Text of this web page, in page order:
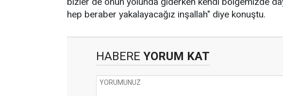
hep beraber yakalayacağız inşallah" diye konuştu.
HABERE YORUM KAT